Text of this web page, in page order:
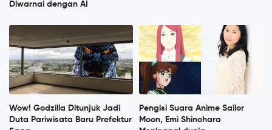
Diwarnai dengan AI
Wow! Godzilla Ditunjuk Jadi
Duta Pariwisata Baru Prefektur
Pengisi Suara Anime Sailor
Moon, Emi Shinohara